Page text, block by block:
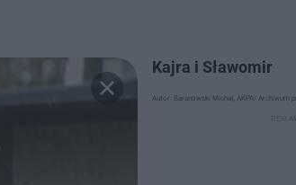
Kajra i Sławomir
Autor: Baranowski Michał, AKPA/ Archiwum